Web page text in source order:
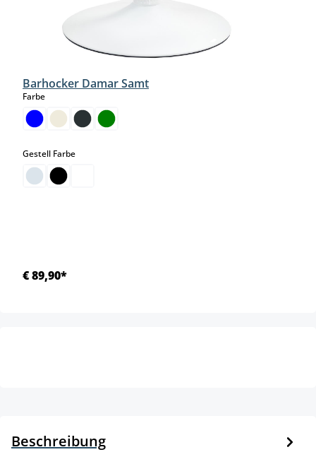
Barhocker Damar Samt
Farbeauswählen
Gestell Farbeauswählen
€ 89,90*
Beschreibung